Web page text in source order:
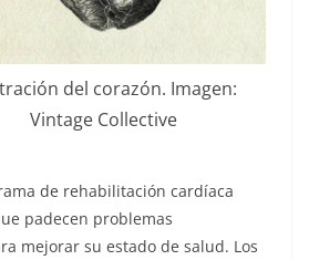
del corazón. Imagen:
Vintage Collective
de rehabilitación cardíaca
padecen problemas
mejorar su estado de salud. Los